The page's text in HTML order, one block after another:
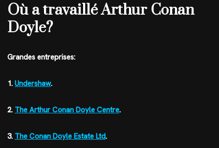
Où a travaillé Arthur Conan
Doyle?
Grandes entreprises:
1. Undershaw.
2. The Arthur Conan Doyle Centre.
3. The Conan Doyle Estate Ltd.